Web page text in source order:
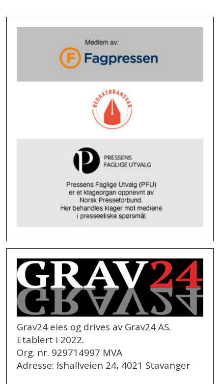
Grav24 eies og drives av Grav24 AS.
Etablert i 2022.
Org. nr. 929714997 MVA
Adresse: Ishallveien 24, 4021 Stavanger